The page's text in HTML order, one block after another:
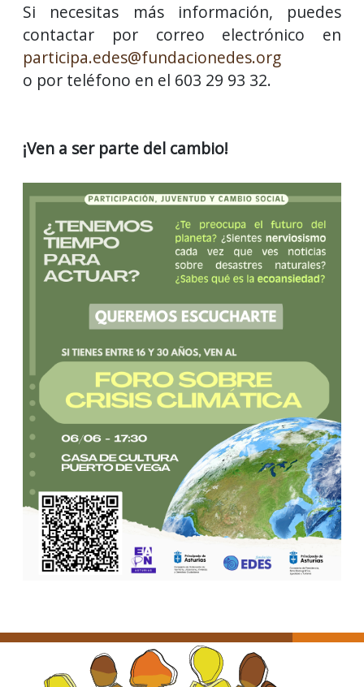
Si necesitas más información, puedes
contactar por correo electrónico en
participa.edes@fundacionedes.org
o por teléfono en el 603 29 93 32.
¡Ven a ser parte del cambio!